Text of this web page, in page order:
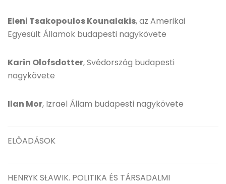
Eleni Tsakopoulos Kounalakis, az Amerikai
Egyesült Államok budapesti nagykövete
Karin Olofsdotter, Svédország budapesti
nagykövete
Ilan Mor, Izrael Állam budapesti nagykövete
ELŐADÁSOK
HENRYK SŁAWIK. POLITIKA ÉS TÁRSADALMI